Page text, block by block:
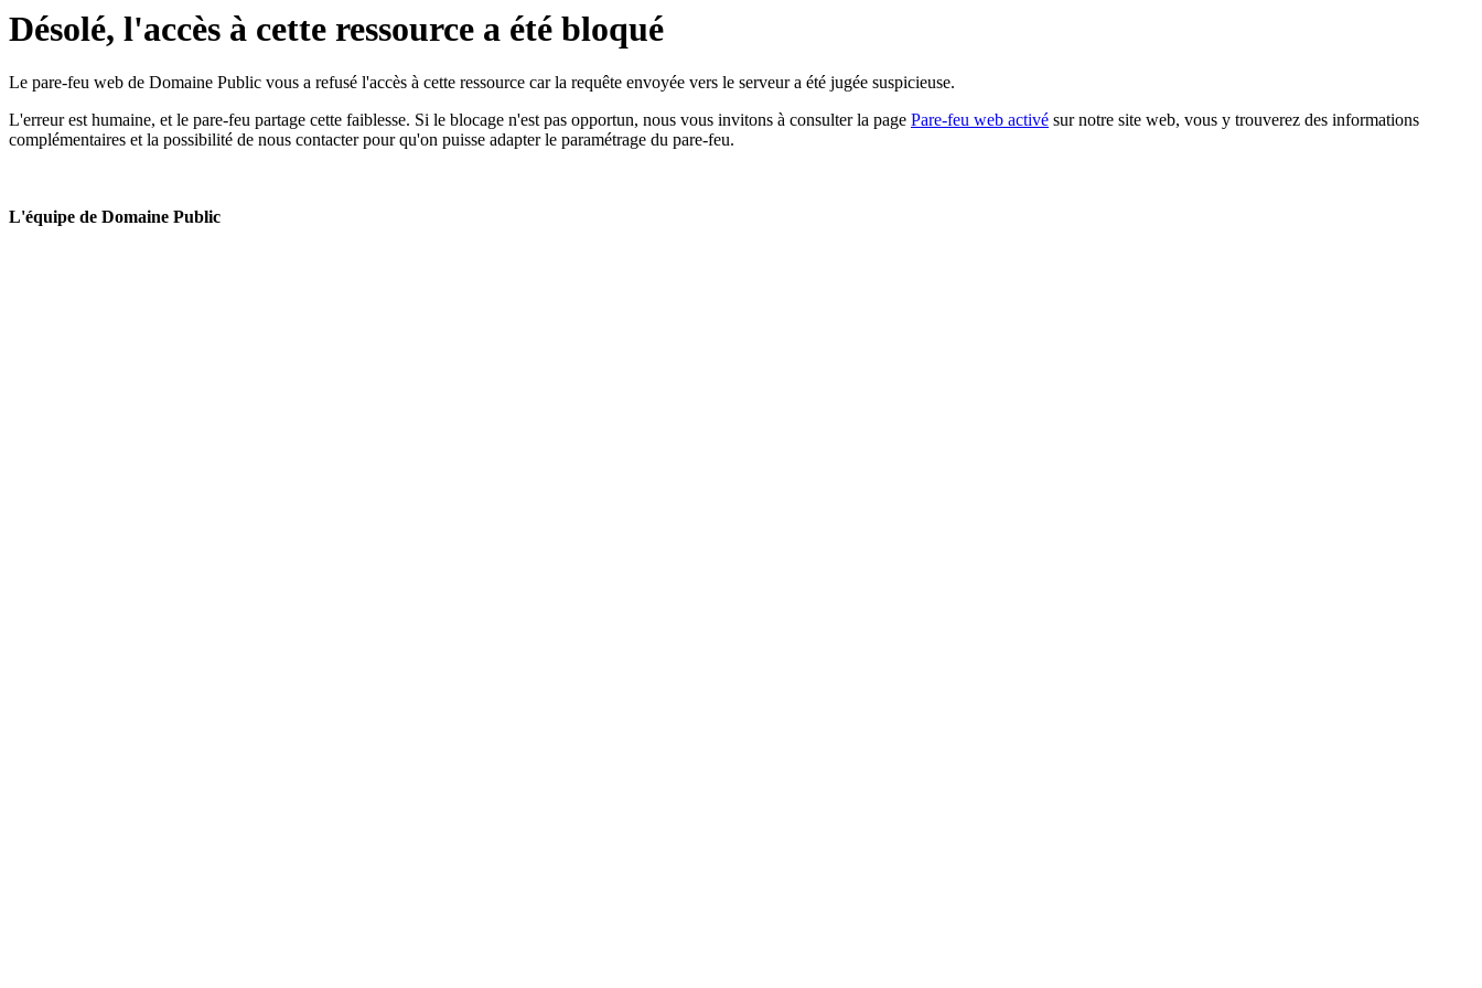
Désolé, l'accès à cette ressource a été bloqué
Le pare-feu web de Domaine Public vous a refusé l'accès à cette ressource car la requête envoyée vers le serveur a été jugée suspicieuse.
L'erreur est humaine, et le pare-feu partage cette faiblesse. Si le blocage n'est pas opportun, nous vous invitons à consulter la page Pare-feu web activé sur notre site web, vous y trouverez des informations
complémentaires et la possibilité de nous contacter pour qu'on puisse adapter le paramétrage du pare-feu.
L'équipe de Domaine Public